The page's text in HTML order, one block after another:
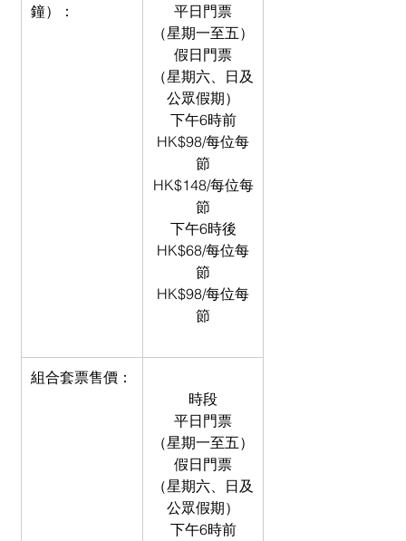
鐘）：
平日門票
（星期一至五）
假日門票
（星期六、日及
公眾假期）
下午6時前
HK$98/每位每
節
HK$148/每位每
節
下午6時後
HK$68/每位每
節
HK$98/每位每
節
組合套票售價：
時段
平日門票
（星期一至五）
假日門票
（星期六、日及
公眾假期）
下午6時前